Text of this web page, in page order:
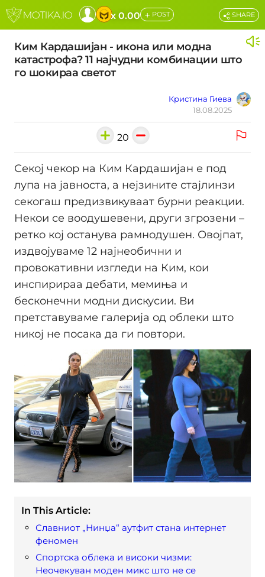
x 0.00 + POST
Ким Кардашијан - икона или модна
катастрофа? 11 најчудни комбинации што
го шокираа светот
Кристина Гиева
18.08.2025
SHARE
20
Секој чекор на Ким Кардашијан е под
лупа на јавноста, а нејзините стајлинзи
секогаш предизвикуваат бурни реакции.
Некои се воодушевени, други згрозени –
ретко кој останува рамнодушен. Овојпат,
издвојуваме 12 најнеобични и
провокативни изгледи на Ким, кои
инспирираа дебати, мемиња и
бесконечни модни дискусии. Ви
претставуваме галерија од облеки што
никој не посака да ги повтори.
In This Article:
Славниот „Нинџа“ аутфит стана интернет
феномен
Спортска облека и високи чизми:
Неочекуван моден микс што не се